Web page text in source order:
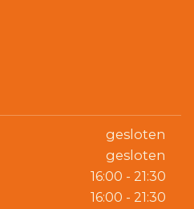
gesloten
gesloten
16:00 - 21:30
16:00 - 21:30